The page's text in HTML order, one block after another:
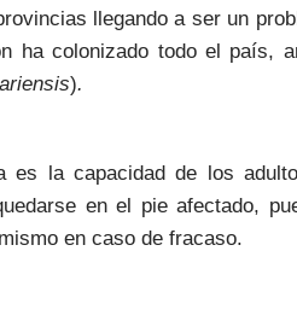
llegando a ser un
ha colonizado todo el país,
).
es la capacidad de los
en el pie afectado,
en caso de fracaso.